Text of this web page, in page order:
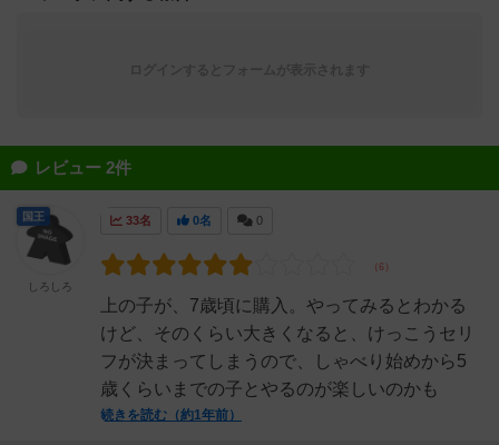
レビュー 2件
33名 0名 0
上の子が、7歳頃に購入。やってみるとわかる
けど、そのくらい大きくなると、けっこうセリ
フが決まってしまうので、しゃべり始めから5
歳くらいまでの子とやるのが楽しいのかも
続きを読む（約1年前）
国王
しろしろ